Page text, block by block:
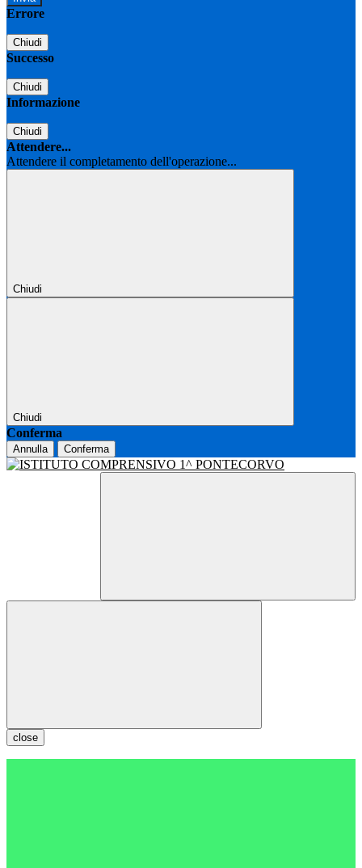
Errore
Chiudi
Successo
Chiudi
Informazione
Chiudi
Attendere...
Attendere il completamento dell'operazione...
Chiudi
Chiudi
Conferma
Annulla Conferma
close